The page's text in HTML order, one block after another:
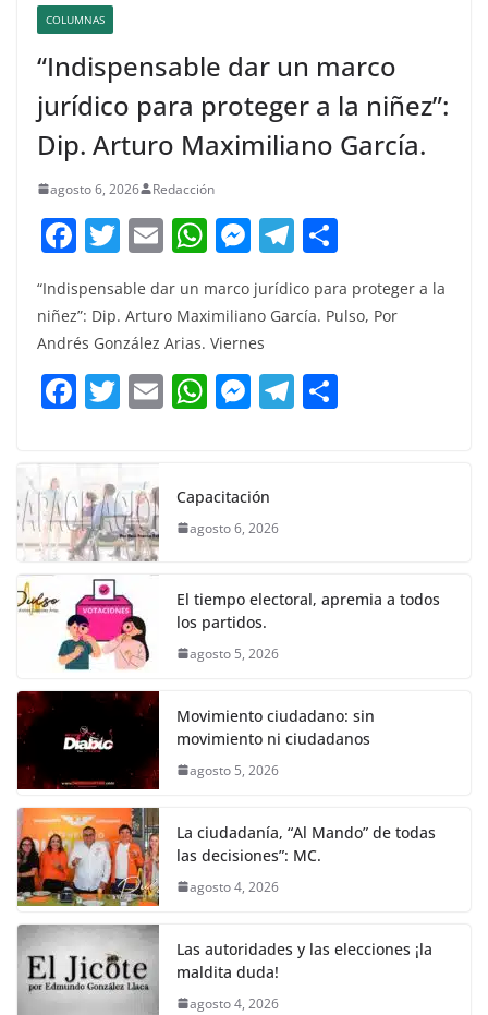
COLUMNAS
“Indispensable dar un marco
jurídico para proteger a la niñez”:
Dip. Arturo Maximiliano García.
agosto 6, 2026 Redacción
F
c
e
b
o
k
T
w
itt
er
E
ai
l
W
at
s
A
p
M
e
ss
e
n
g
T
e
a
m
m
“Indispensable dar un marco jurídico para proteger a la
niñez”: Dip. Arturo Maximiliano García. Pulso, Por
Andrés González Arias. Viernes
F
c
e
b
o
o
k
T
itt
er
E W
s
A
p
M
e
n
er
T
Capacitación
agosto 6, 2026
El tiempo electoral, apremia a todos
los partidos.
agosto 5, 2026
Movimiento ciudadano: sin
movimiento ni ciudadanos
agosto 5, 2026
La ciudadanía, “Al Mando” de todas
las decisiones”: MC.
agosto 4, 2026
Las autoridades y las elecciones ¡la
maldita duda!
agosto 4, 2026